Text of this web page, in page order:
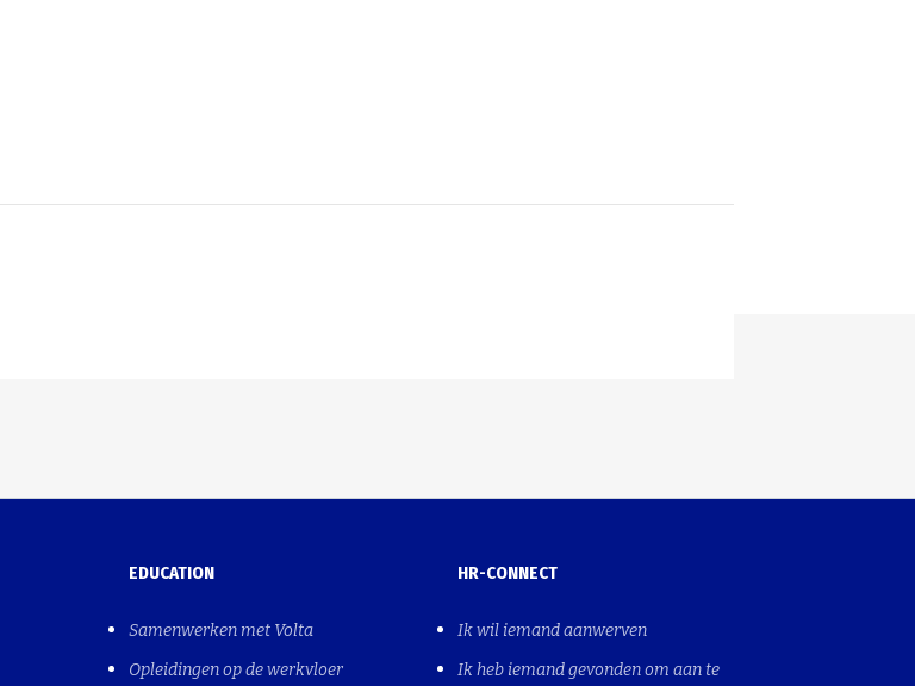
EDUCATION
Samenwerken met Volta
Opleidingen op de werkvloer
HR-CONNECT
Ik wil iemand aanwerven
Ik heb iemand gevonden om aan te